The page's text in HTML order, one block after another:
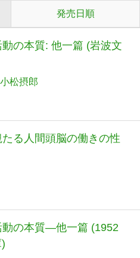
発売日順
の本質: 他一篇 (岩波文
小松摂郎
る人間頭脳の働きの性
動の本質―他一篇 (1952